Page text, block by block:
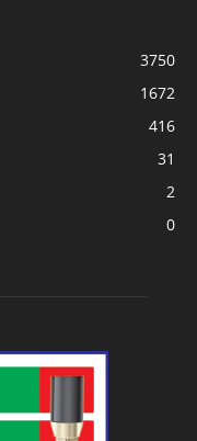
3750
1672
416
31
2
0